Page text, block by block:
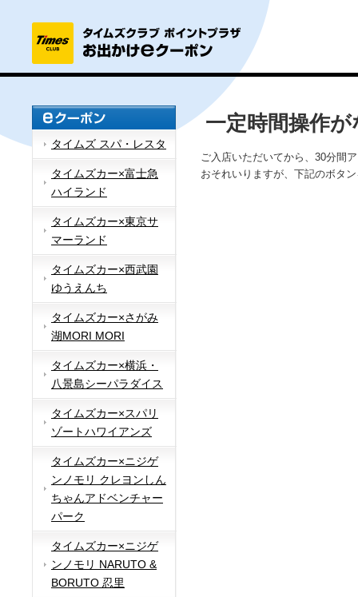
タイムズ スパ・レスタ
タイムズカー×富士急
ハイランド
タイムズカー×東京サ
マーランド
タイムズカー×西武園
ゆうえんち
タイムズカー×さがみ
湖MORI MORI
タイムズカー×横浜・
八景島シーパラダイス
タイムズカー×スパリ
ゾートハワイアンズ
タイムズカー×ニジゲ
ンノモリ クレヨンしん
ちゃんアドベンチャー
パーク
タイムズカー×ニジゲ
ンノモリ NARUTO &
BORUTO 忍里
一定時間操作
ご入店いただいてから、30分間
おそれいりますが、下記のボタ